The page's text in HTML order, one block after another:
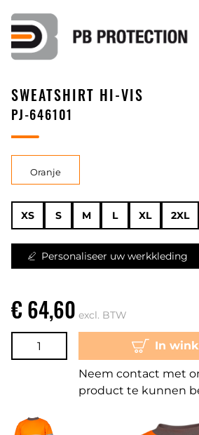
SWEATSHIRT HI-VIS
PJ-646101
Oranje
XS S M L XL 2XL
Personaliseer uw werkkleding
€ 64,60 excl. BTW
In
Neem contact met
product te kunnen